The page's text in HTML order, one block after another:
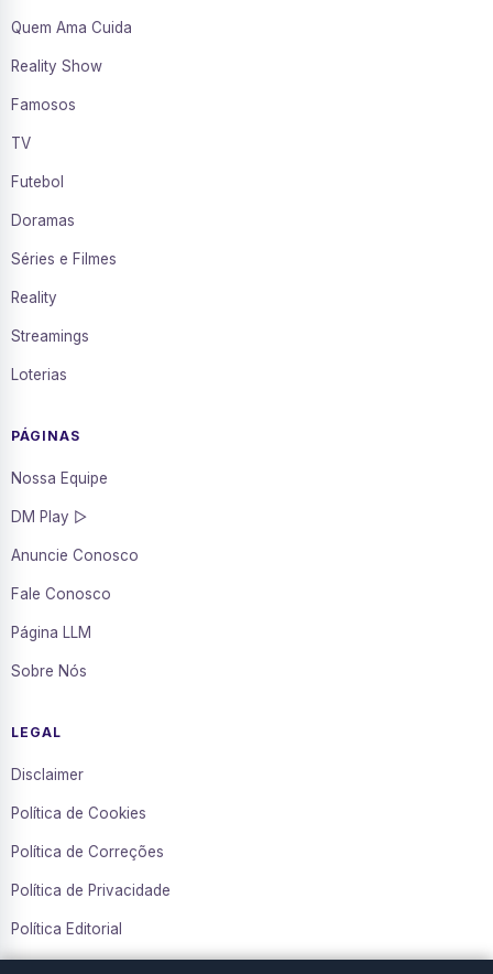
Quem Ama Cuida
Reality Show
Famosos
TV
Futebol
Doramas
Séries e Filmes
Reality
Streamings
Loterias
PÁGINAS
Nossa Equipe
DM Play ▷
Anuncie Conosco
Fale Conosco
Página LLM
Sobre Nós
LEGAL
Disclaimer
Política de Cookies
Política de Correções
Política de Privacidade
Política Editorial